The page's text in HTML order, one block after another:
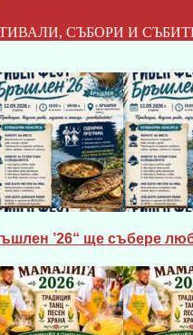
СЪБОРИ И
’26“ ще събере